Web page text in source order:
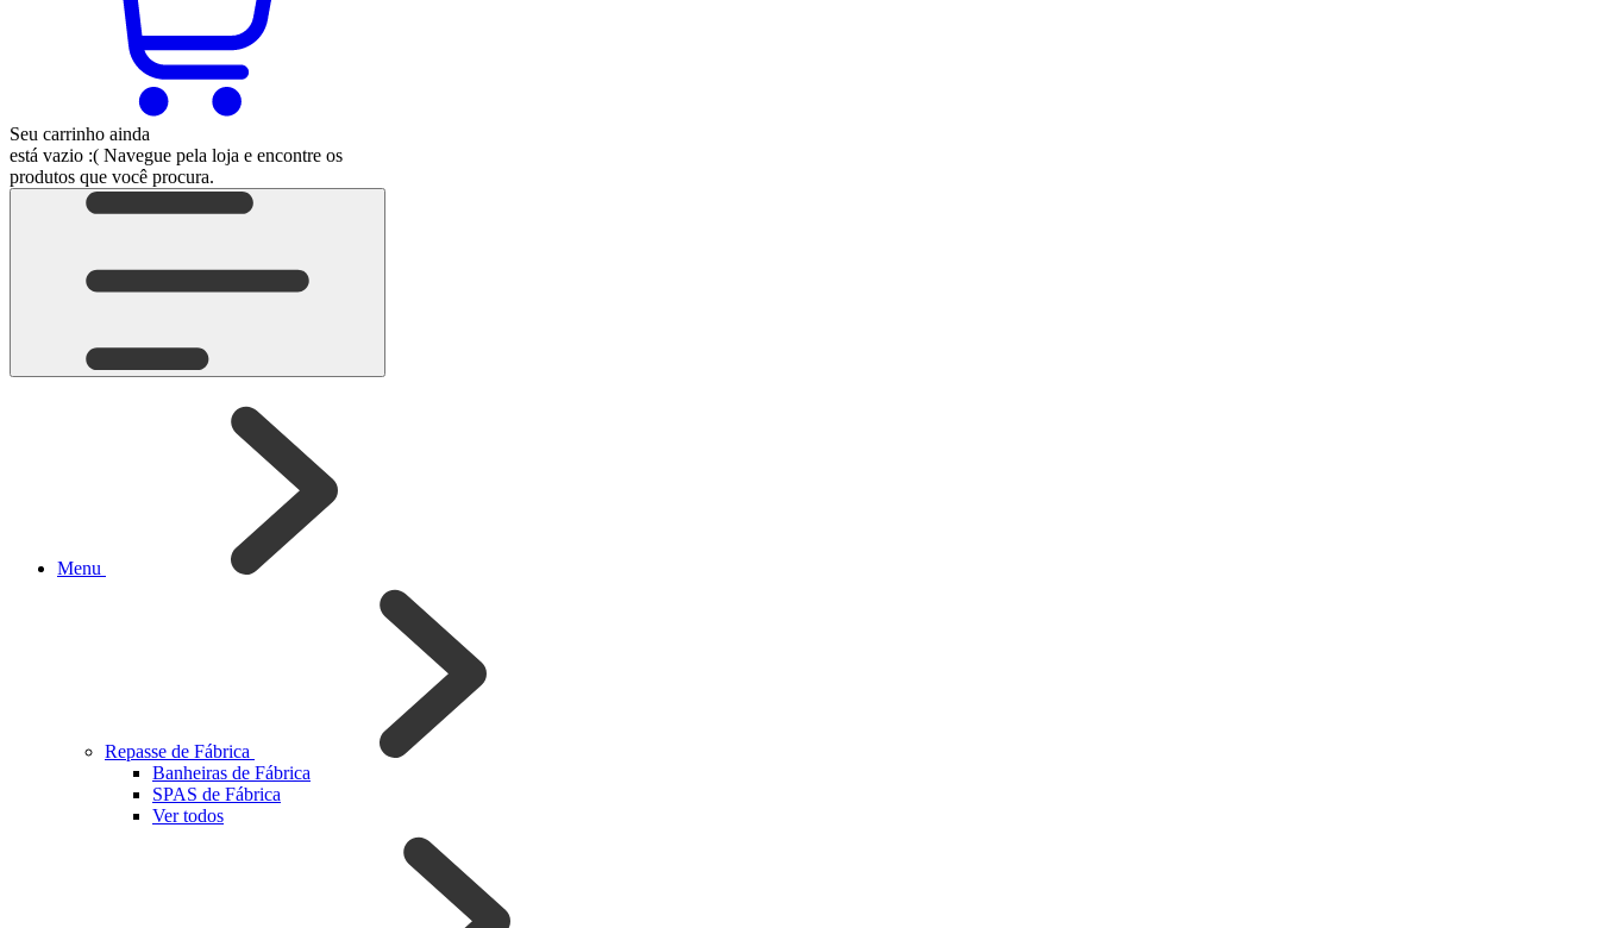
Seu carrinho ainda
está vazio :( Navegue pela loja e encontre os
produtos que você procura.
Menu
Repasse de Fábrica
Banheiras de Fábrica
SPAS de Fábrica
Ver todos